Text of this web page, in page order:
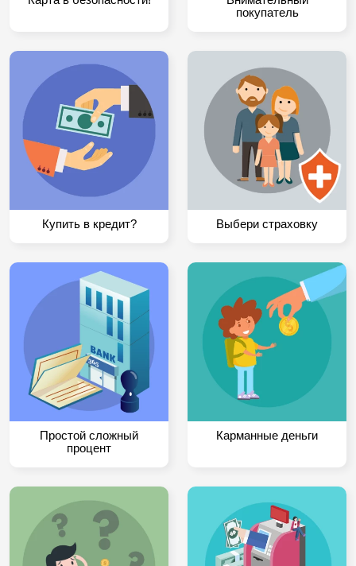
покупатель
Купить в кредит? Выбери страховку
Простой сложный
процент
Карманные деньги